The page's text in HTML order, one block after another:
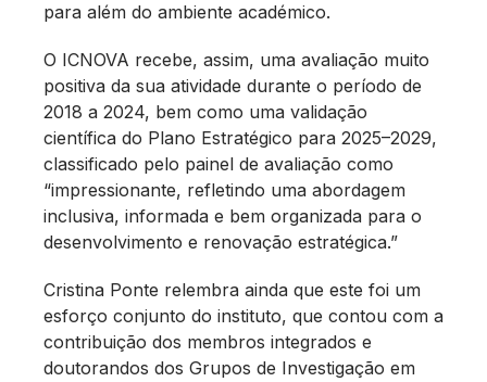
para além do ambiente académico.
O ICNOVA recebe, assim, uma avaliação muito
positiva da sua atividade durante o período de
2018 a 2024, bem como uma validação
científica do Plano Estratégico para 2025–2029,
classificado pelo painel de avaliação como
“impressionante, refletindo uma abordagem
inclusiva, informada e bem organizada para o
desenvolvimento e renovação estratégica.”
Cristina Ponte relembra ainda que este foi um
esforço conjunto do instituto, que contou com a
contribuição dos membros integrados e
doutorandos dos Grupos de Investigação em